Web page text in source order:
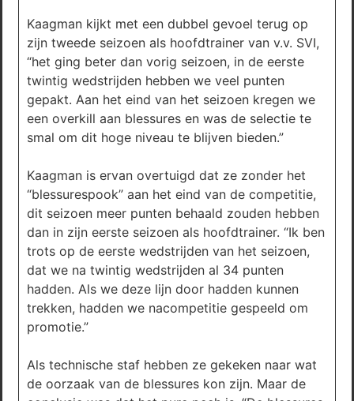
Kaagman kijkt met een dubbel gevoel terug op
zijn tweede seizoen als hoofdtrainer van v.v. SVI,
“het ging beter dan vorig seizoen, in de eerste
twintig wedstrijden hebben we veel punten
gepakt. Aan het eind van het seizoen kregen we
een overkill aan blessures en was de selectie te
smal om dit hoge niveau te blijven bieden.”
Kaagman is ervan overtuigd dat ze zonder het
“blessurespook” aan het eind van de competitie,
dit seizoen meer punten behaald zouden hebben
dan in zijn eerste seizoen als hoofdtrainer. “Ik ben
trots op de eerste wedstrijden van het seizoen,
dat we na twintig wedstrijden al 34 punten
hadden. Als we deze lijn door hadden kunnen
trekken, hadden we nacompetitie gespeeld om
promotie.”
Als technische staf hebben ze gekeken naar wat
de oorzaak van de blessures kon zijn. Maar de